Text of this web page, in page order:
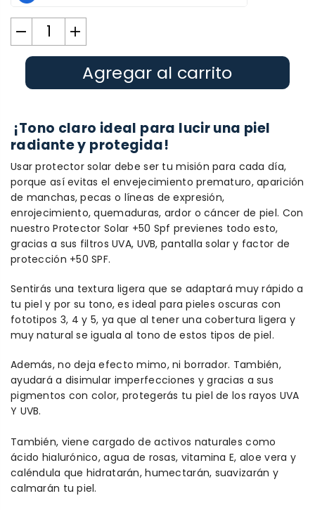
Agregar al carrito
¡Tono claro ideal para lucir una piel
radiante y protegida!
Usar protector solar debe ser tu misión para cada día,
porque así evitas el envejecimiento prematuro, aparición
de manchas, pecas o líneas de expresión,
enrojecimiento, quemaduras, ardor o cáncer de piel. Con
nuestro Protector Solar +50 Spf previenes todo esto,
gracias a sus filtros UVA, UVB, pantalla solar y factor de
protección +50 SPF.
Sentirás una textura ligera que se adaptará muy rápido a
tu piel y por su tono, es ideal para pieles oscuras con
fototipos 3, 4 y 5, ya que al tener una cobertura ligera y
muy natural se iguala al tono de estos tipos de piel.
Además, no deja efecto mimo, ni borrador. También,
ayudará a disimular imperfecciones y gracias a sus
pigmentos con color, protegerás tu piel de los rayos UVA
Y UVB.
También, viene cargado de activos naturales como
ácido hialurónico, agua de rosas, vitamina E, aloe vera y
caléndula que hidratarán, humectarán, suavizarán y
calmarán tu piel.